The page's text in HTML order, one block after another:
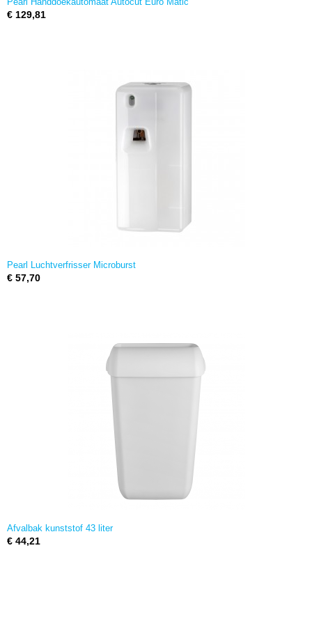
€ 129,81
Pearl Luchtverfrisser Microburst
€ 57,70
Afvalbak kunststof 43 liter
€ 44,21